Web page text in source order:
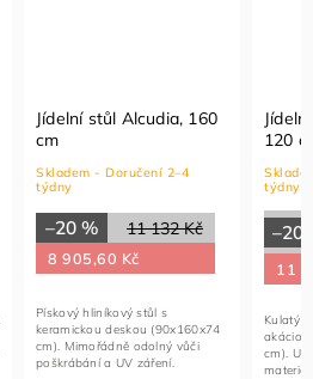
Jídelní stůl Alcudia, 160
cm
Skladem - Doručení 2–4
týdny
11 132 Kč
–20 %
8 905,60 Kč
Pískový hliníkový stůl s
keramickou deskou (90x160x74
cm). Mimořádně odolný vůči
poškrábání a UV záření.
120
týdny
–20
11
Kulatý
cm).